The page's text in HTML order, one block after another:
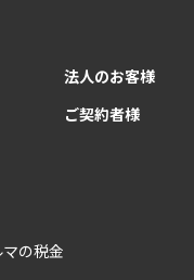
の税金
法人のお客様
ご契約者様